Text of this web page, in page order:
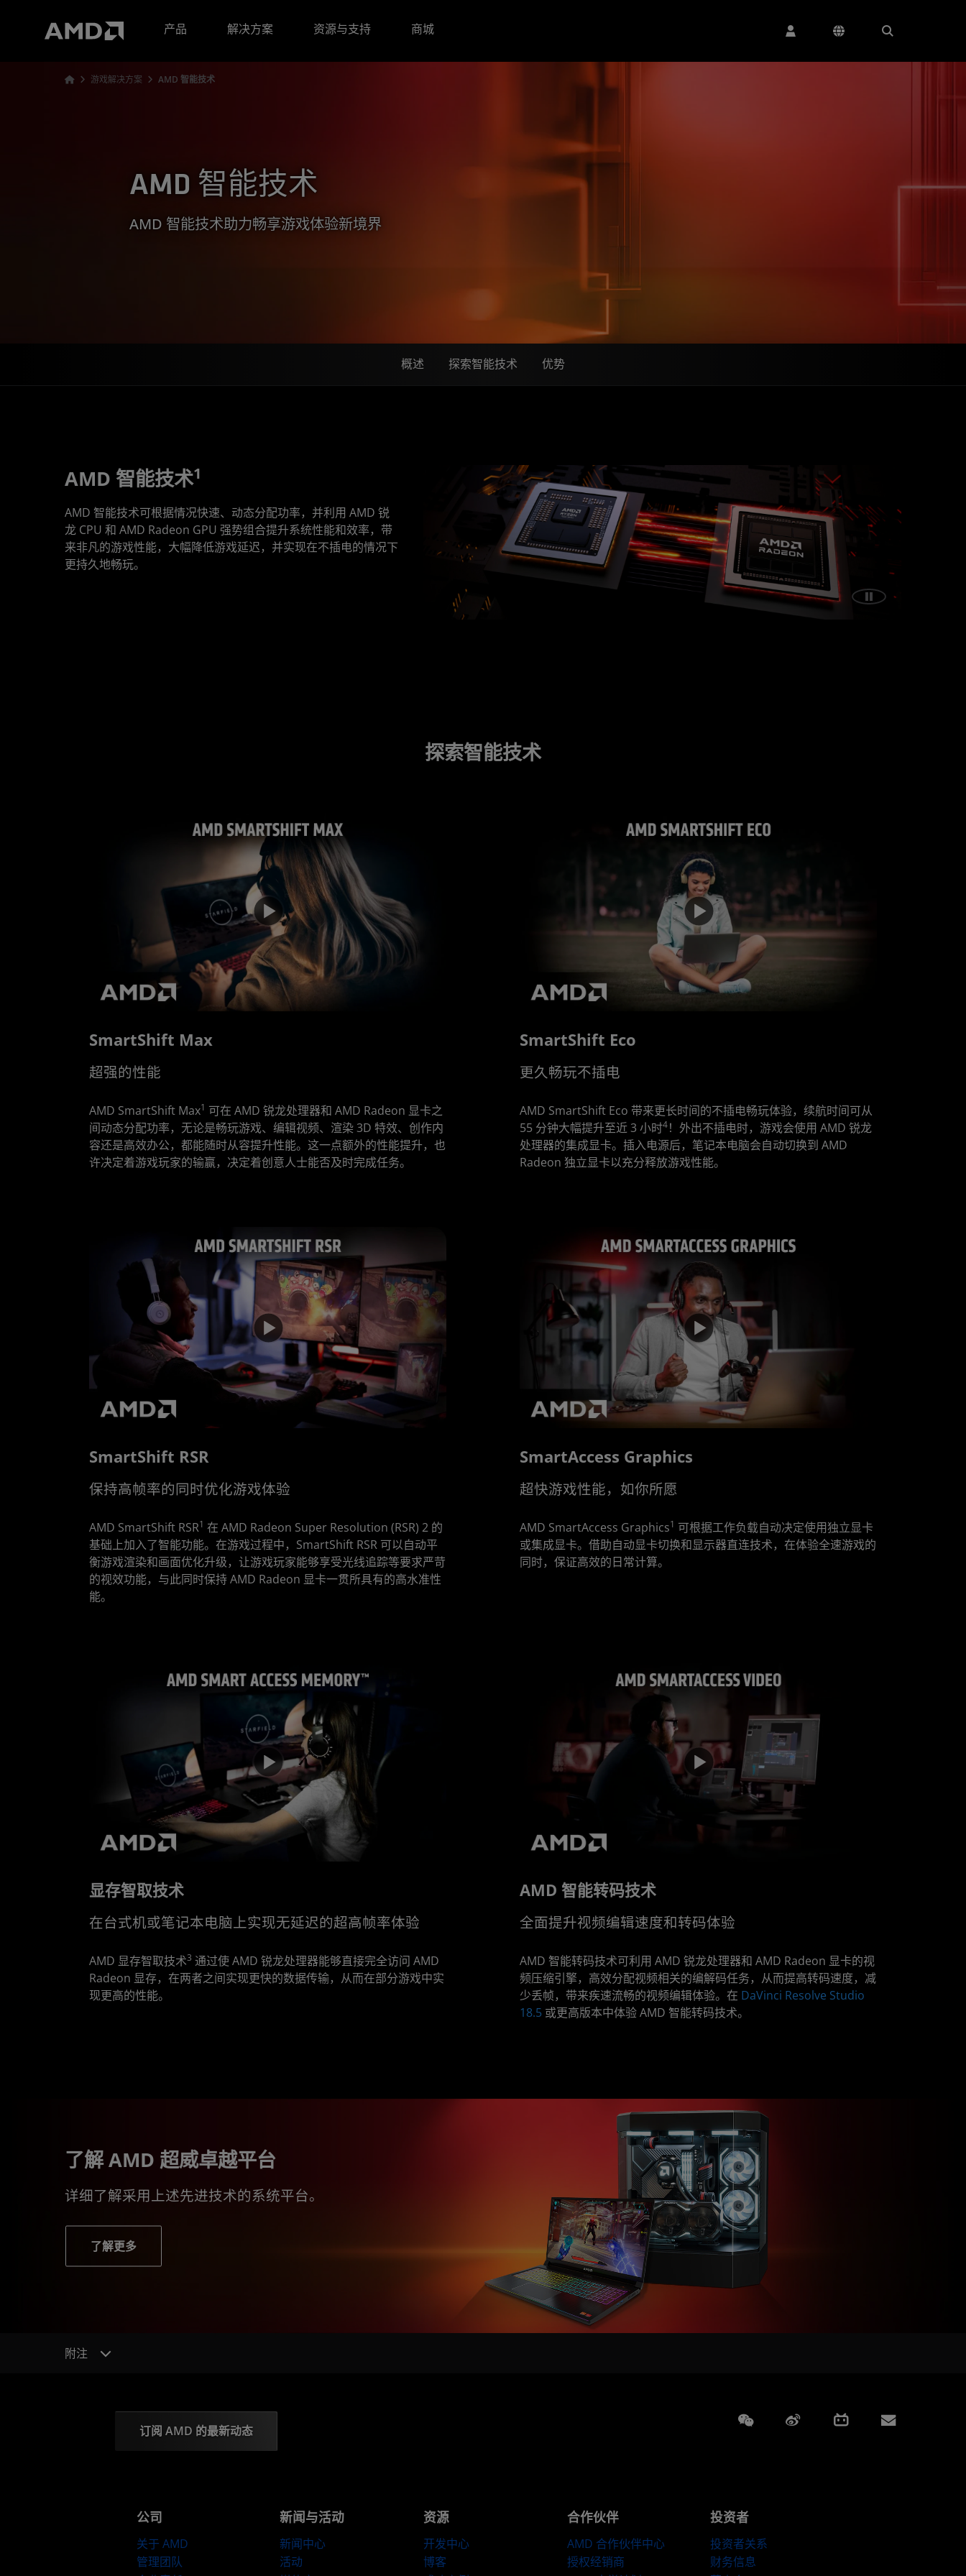
产品
解决方案 资源与支持 商城
游戏解决方案 AMD 智能技术
AMD 智能技术
AMD 智能技术助力畅享游戏体验新境界
概述 探索智能技术 优势
AMD 智能技术1
AMD 智能技术可根据情况快速、动态分配功率，并利用 AMD 锐
龙 CPU 和 AMD Radeon GPU 强势组合提升系统性能和效率，带
来非凡的游戏性能，大幅降低游戏延迟，并实现在不插电的情况下
更持久地畅玩。
探索智能技术
SmartShift Max
超强的性能
AMD SmartShift Max1 可在 AMD 锐龙处理器和 AMD Radeon 显卡之
间动态分配功率，无论是畅玩游戏、编辑视频、渲染 3D 特效、创作内
容还是高效办公，都能随时从容提升性能。这一点额外的性能提升，也
许决定着游戏玩家的输赢，决定着创意人士能否及时完成任务。
SmartShift Eco
更久畅玩不插电
AMD SmartShift Eco 带来更长时间的不插电畅玩体验，续航时间可从
55 分钟大幅提升至近 3 小时4！外出不插电时，游戏会使用 AMD 锐龙
处理器的集成显卡。插入电源后，笔记本电脑会自动切换到 AMD
Radeon 独立显卡以充分释放游戏性能。
SmartShift RSR
保持高帧率的同时优化游戏体验
AMD SmartShift RSR1 在 AMD Radeon Super Resolution (RSR) 2 的
基础上加入了智能功能。在游戏过程中，SmartShift RSR 可以自动平
衡游戏渲染和画面优化升级，让游戏玩家能够享受光线追踪等要求严苛
的视效功能，与此同时保持 AMD Radeon 显卡一贯所具有的高水准性
能。
SmartAccess Graphics
超快游戏性能，如你所愿
AMD SmartAccess Graphics1 可根据工作负载自动决定使用独立显卡
或集成显卡。借助自动显卡切换和显示器直连技术，在体验全速游戏的
同时，保证高效的日常计算。
显存智取技术
在台式机或笔记本电脑上实现无延迟的超高帧率体验
AMD 显存智取技术3 通过使 AMD 锐龙处理器能够直接完全访问 AMD
Radeon 显存，在两者之间实现更快的数据传输，从而在部分游戏中实
现更高的性能。
AMD 智能转码技术
全面提升视频编辑速度和转码体验
AMD 智能转码技术可利用 AMD 锐龙处理器和 AMD Radeon 显卡的视
频压缩引擎，高效分配视频相关的编解码任务，从而提高转码速度，减
少丢帧，带来疾速流畅的视频编辑体验。在 DaVinci Resolve Studio
18.5 或更高版本中体验 AMD 智能转码技术。
了解 AMD 超威卓越平台
详细了解采用上述先进技术的系统平台。
了解更多
附注
订阅 AMD 的最新动态
Weixin Weibo Bilibili
公司
关于 AMD
管理团队
新闻与活动
新闻中心
活动
资源
开发中心
博客
合作伙伴
AMD 合作伙伴中心
授权经销商
投资者
投资者关系
财务信息